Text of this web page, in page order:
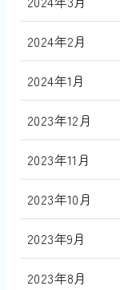
2024年2月
2024年1月
2023年12月
2023年11月
2023年10月
2023年9月
2023年8月